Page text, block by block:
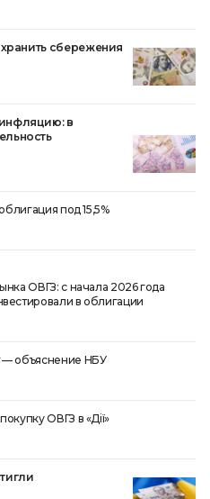
сбережения
в
под 15,5%
ОВГЗ: с начала 2026 года
в облигации
— объяснение НБУ
ОВГЗ в «Дії»